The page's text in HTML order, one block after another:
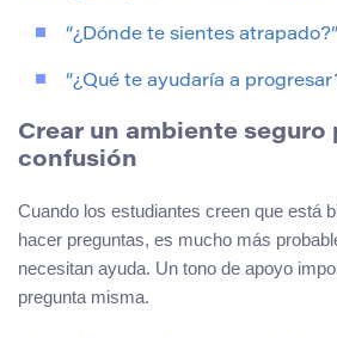
“¿Dónde te sientes atrapado?”
“¿Qué te ayudaría a
Crear un ambiente seguro
confusión
Cuando los estudiantes creen que está
hacer preguntas, es mucho más
necesitan ayuda. Un tono de apoyo
pregunta misma.